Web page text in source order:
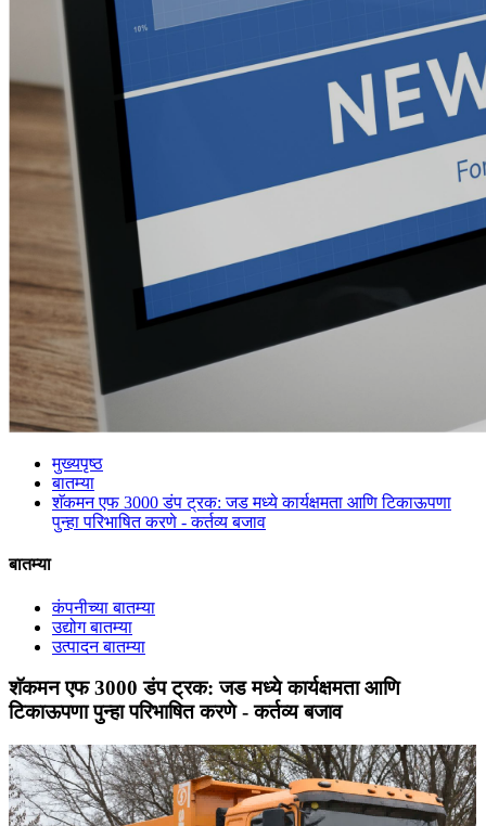
मुख्यपृष्ठ
बातम्या
शॅकमन एफ 3000 डंप ट्रक: जड मध्ये कार्यक्षमता आणि टिकाऊपणा
पुन्हा परिभाषित करणे - कर्तव्य बजाव
बातम्या
कंपनीच्या बातम्या
उद्योग बातम्या
उत्पादन बातम्या
शॅकमन एफ 3000 डंप ट्रक: जड मध्ये कार्यक्षमता आणि
टिकाऊपणा पुन्हा परिभाषित करणे - कर्तव्य बजाव